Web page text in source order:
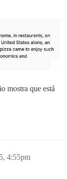
mostra que está
4:55pm